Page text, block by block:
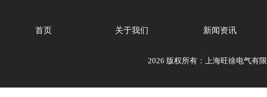
首页 关于我们 新闻资讯
2026 版权所有：上海旺徐电气有